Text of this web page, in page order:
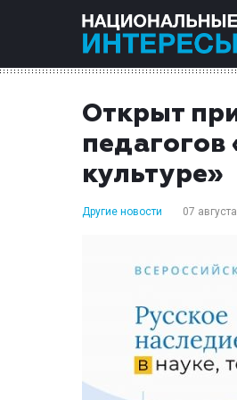
Открыт
педагогов
культуре»
Другие новости 07